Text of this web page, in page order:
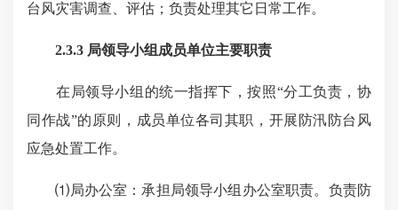
台风灾害调查、评估；负责处理其它日常工作。
2.3.3 局领导小组成员单位主要职责
在局领导小组的统一指挥下，按照“分工负责，协
同作战”的原则，成员单位各司其职，开展防汛防台风
应急处置工作。
⑴局办公室：承担局领导小组办公室职责。负责防